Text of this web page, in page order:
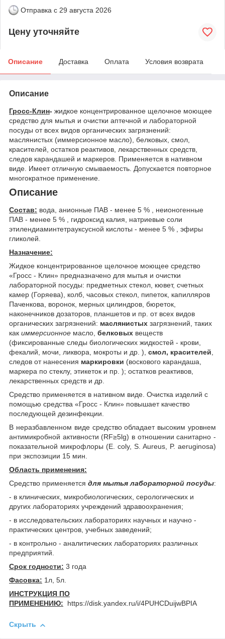
Отправка с 29 августа 2026
Цену уточняйте
Описание Доставка Оплата Условия возврата
Описание
Гросс-Клин- жидкое концентрированное щелочное моющее
средство для мытья и очистки аптечной и лабораторной
посуды от всех видов органических загрязнений:
маслянистых (иммерсионное масло), белковых, смол,
красителей, остатков реактивов, лекарственных средств,
следов карандашей и маркеров. Применяется в нативном
виде. Имеет отличную смываемость. Допускается повторное
многократное применение.
Описание
Состав: вода, анионные ПАВ - менее 5 % , неионогенные
ПАВ - менее 5 % , гидроксид калия, натриевые соли
этилендиаминтетрауксусной кислоты - менее 5 % , эфиры
гликолей.
Назначение:
Жидкое концентрированное щелочное моющее средство
«Гросс - Клин» предназначено для мытья и очистки
лабораторной посуды: предметных стекол, кювет, счетных
камер (Горяева), колб, часовых стекол, пипеток, капилляров
Паченкова, воронок, мерных цилиндров, бюреток,
наконечников дозаторов, планшетов и пр. от всех видов
органических загрязнений: маслянистых загрязнений, таких
как иммерсионное масло, белковых веществ
(фиксированные следы биологических жидкостей - крови,
фекалий, мочи, ликвора, мокроты и др. ), смол, красителей,
следов от нанесения маркировки (воскового карандаша,
маркера по стеклу, этикеток и пр. ); остатков реактивов,
лекарственных средств и др.
Средство применяется в нативном виде. Очистка изделий с
помощью средства «Гросс - Клин» повышает качество
последующей дезинфекции.
В неразбавленном виде средство обладает высоким уровнем
антимикробной активности (RF≥5lg) в отношении санитарно -
показательной микрофлоры (Е. соly, S. Aureus, P. aeruginosa)
при экспозиции 15 мин.
Область применения:
Средство применяется для мытья лабораторной посуды:
- в клинических, микробиологических, серологических и
других лабораториях учреждений здравоохранения;
- в исследовательских лабораториях научных и научно -
практических центров, учебных заведений;
- в контрольно - аналитических лабораториях различных
предприятий.
Срок годности: 3 года
Фасовка: 1л, 5л.
ИНСТРУКЦИЯ ПО
ПРИМЕНЕНИЮ: https://disk.yandex.ru/i/4PUHCDuijwBPIA
Скрыть